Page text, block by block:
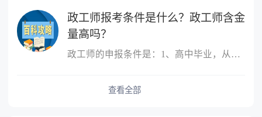
政工师报考条件是什么？政工师含金
量高吗？
政工师的申报条件是：1、高中毕业，从事思想政治工作三年以上;2、大
查看全部